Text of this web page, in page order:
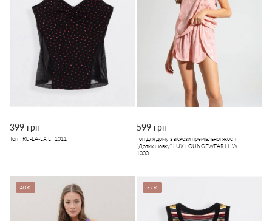
399 грн
Топ TRU-LA-LA LT 1011
599 грн
Топ для дому з віскози преміальної якості
"Дотик шовку" LUX LOUNGEWEAR LHW
1000
40% 57%